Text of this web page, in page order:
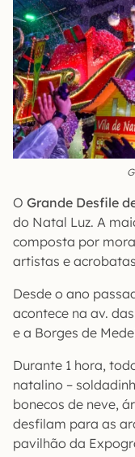
O Grande Desfile
do Natal Luz. A
composta por
artistas e
Desde o ano
acontece na av.
e a Borges de
Durante 1 hora,
natalino –
bonecos de neve,
desfilam para as
pavilhão da